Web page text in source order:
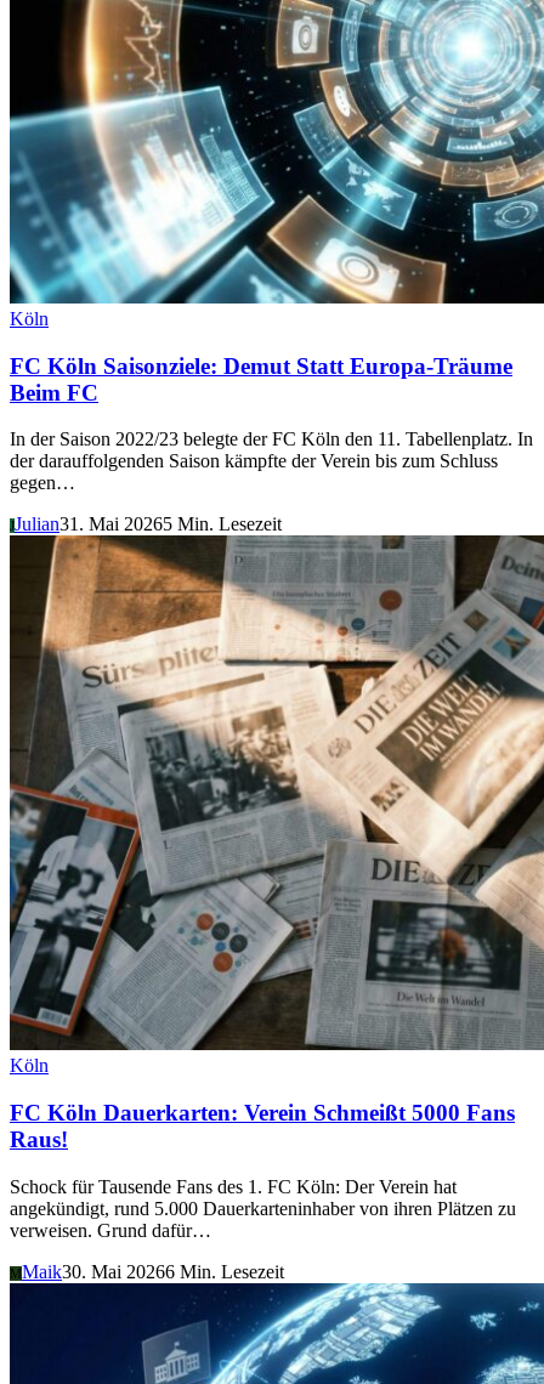
Köln
FC Köln Saisonziele: Demut Statt Europa-Träume
Beim FC
In der Saison 2022/23 belegte der FC Köln den 11. Tabellenplatz. In
der darauffolgenden Saison kämpfte der Verein bis zum Schluss
gegen…
JJulian31. Mai 20265 Min. Lesezeit
Köln
FC Köln Dauerkarten: Verein Schmeißt 5000 Fans
Raus!
Schock für Tausende Fans des 1. FC Köln: Der Verein hat
angekündigt, rund 5.000 Dauerkarteninhaber von ihren Plätzen zu
verweisen. Grund dafür…
MMaik30. Mai 20266 Min. Lesezeit